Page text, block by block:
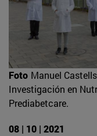
Foto Manuel
Investigación en
Prediabetcare.
08 | 10 | 2021